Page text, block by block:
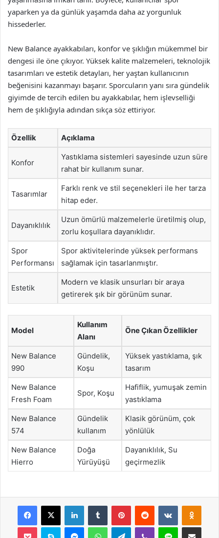
yaparken ya da günlük yaşamda daha az yorgunluk
hissederler.
New Balance ayakkabıları, konfor ve şıklığın mükemmel bir
dengesi ile öne çıkıyor. Yüksek kalite malzemeleri, teknolojik
tasarımları ve estetik detayları, her yaştan kullanıcının
beğenisini kazanmayı başarır. Sporcuların yanı sıra gündelik
giyimde de tercih edilen bu ayakkabılar, hem işlevselliği
hem de şıklığıyla adından sıkça söz ettiriyor.
Özellik Açıklama
Konfor
Yastıklama sistemleri sayesinde uzun süre
rahat bir kullanım sunar.
Tasarımlar
Farklı renk ve stil seçenekleri ile her tarza
hitap eder.
Dayanıklılık
Uzun ömürlü malzemelerle üretilmiş olup,
zorlu koşullara dayanıklıdır.
Spor
Performansı
Spor aktivitelerinde yüksek performans
sağlamak için tasarlanmıştır.
Estetik
Modern ve klasik unsurları bir araya
getirerek şık bir görünüm sunar.
Model
Kullanım
Alanı
Öne Çıkan Özellikler
New Balance
990
Gündelik,
Koşu
Yüksek yastıklama, şık
tasarım
New Balance
Fresh Foam
Spor, Koşu
Hafiflik, yumuşak zemin
yastıklama
New Balance
574
Gündelik
kullanım
Klasik görünüm, çok
yönlülük
New Balance
Hierro
Doğa
Yürüyüşü
Dayanıklılık, Su
geçirmezlik
Facebook
X LinkedInTumblr PinterestReddit VKontakte
Pocket Skype MessengerWhatsAppTelegramViber Line E-Posta ile